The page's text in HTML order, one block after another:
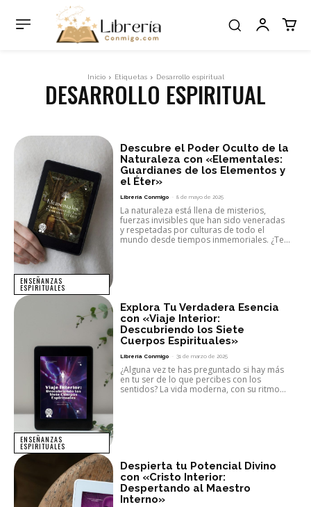
Inicio Etiquetas Desarrollo espiritual
DESARROLLO ESPIRITUAL
ENSEÑANZAS
ESPIRITUALES
Descubre el Poder Oculto de la
Naturaleza con «Elementales:
Guardianes de los Elementos y
el Éter»
Librería Conmigo - 8 de mayo de 2025
La naturaleza está llena de misterios,
fuerzas invisibles que han sido veneradas
y respetadas por culturas de todo el
mundo desde tiempos inmemoriales. ¿Te...
ENSEÑANZAS
ESPIRITUALES
Explora Tu Verdadera Esencia
con «Viaje Interior:
Descubriendo los Siete
Cuerpos Espirituales»
Librería Conmigo - 31 de marzo de 2025
¿Alguna vez te has preguntado si hay más
en tu ser de lo que percibes con los
sentidos? La vida moderna, con su ritmo...
Despierta tu Potencial Divino
con «Cristo Interior:
Despertando al Maestro
Interno»